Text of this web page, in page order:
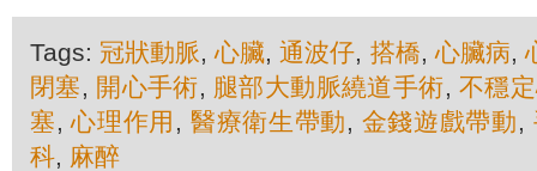
Tags: 冠狀動脈,心臟,通波仔, 搭橋,心臟病,
閉塞, 開心手術, 腿部大動脈繞道手術, 不穩
塞,心理作用 , 醫療衛生帶動, 金錢遊戲帶動,
科, 麻醉